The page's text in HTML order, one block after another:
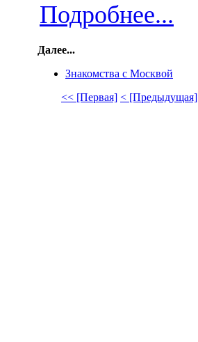
Подробнее...
Далее...
Знакомства с Москвой
<< [Первая] < [Предыдущая]